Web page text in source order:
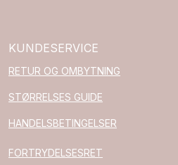
KUNDESERVICE
RETUR OG OMBYTNING
STØRRELSES GUIDE
HANDELSBETINGELSER
FORTRYDELSESRET